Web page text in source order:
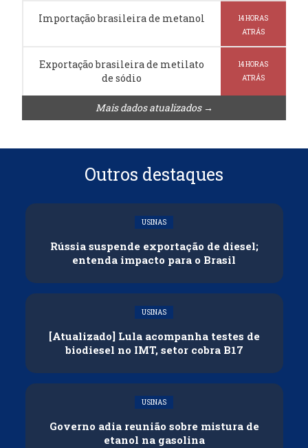
Importação brasileira de metanol
14 HORAS
ATRÁS
Exportação brasileira de metilato
de sódio
14 HORAS
ATRÁS
Mais dados atualizados →
Outros destaques
USINAS
Rússia suspende exportação de diesel;
entenda impacto para o Brasil
USINAS
[Atualizado] Lula acompanha testes de
biodiesel no IMT, setor cobra B17
USINAS
Governo adia reunião sobre mistura de
etanol na gasolina